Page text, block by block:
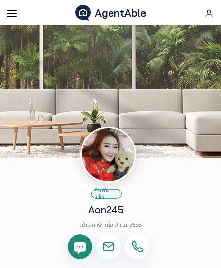
AgentAble
AgentAble
สำหรับ
เอเจ
นท์
AgentClub
AgentTool
ยืนยัน
แล้ว
Aon245
เป็นสมาชิกเมื่อ 9 ธ.ค. 2565